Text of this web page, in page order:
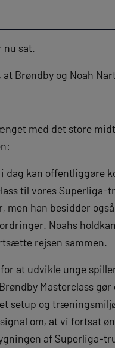
sat.
Brøndby og Noah
med det store
dag kan offentliggøre
til vores
men han besidder
Noahs
rejsen sammen.
at udvikle unge
Masterclass
setup og
om, at vi fortsat
af Superliga-